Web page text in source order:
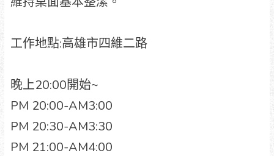
工作地點:高雄市四維二路
晚上20:00開始~
PM 20:00-AM3:00
PM 20:30-AM3:30
PM 21:00-AM4:00